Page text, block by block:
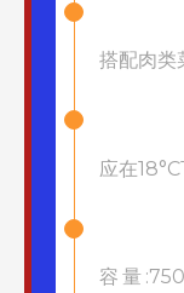
搭配肉类
应在
容量